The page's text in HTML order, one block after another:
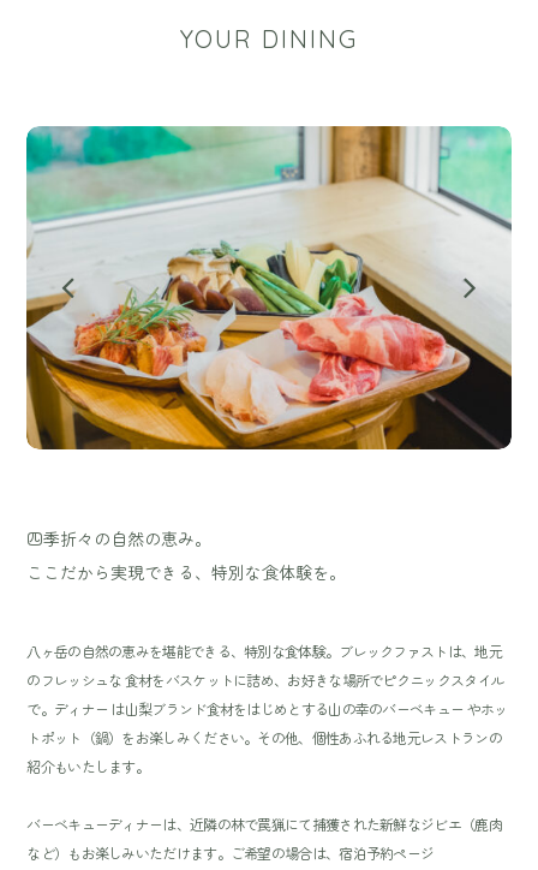
YOUR DINING
四季折々の自然の恵み。
ここだから実現できる、特別な食体験を。
八ヶ岳の自然の恵みを堪能できる、特別な食体験。ブレックファストは、地元
のフレッシュな 食材をバスケットに詰め、お好きな場所でピクニックスタイル
で。ディナー は山梨ブランド食材をはじめとする山の幸のバーベキュー やホッ
トポット（鍋）をお楽しみください。その他、個性あふれる地元レストランの
紹介もいたします。
バーベキューディナーは、近隣の林で罠猟にて捕獲された新鮮なジビエ（鹿肉
など）もお楽しみいただけます。ご希望の場合は、宿泊予約ページ